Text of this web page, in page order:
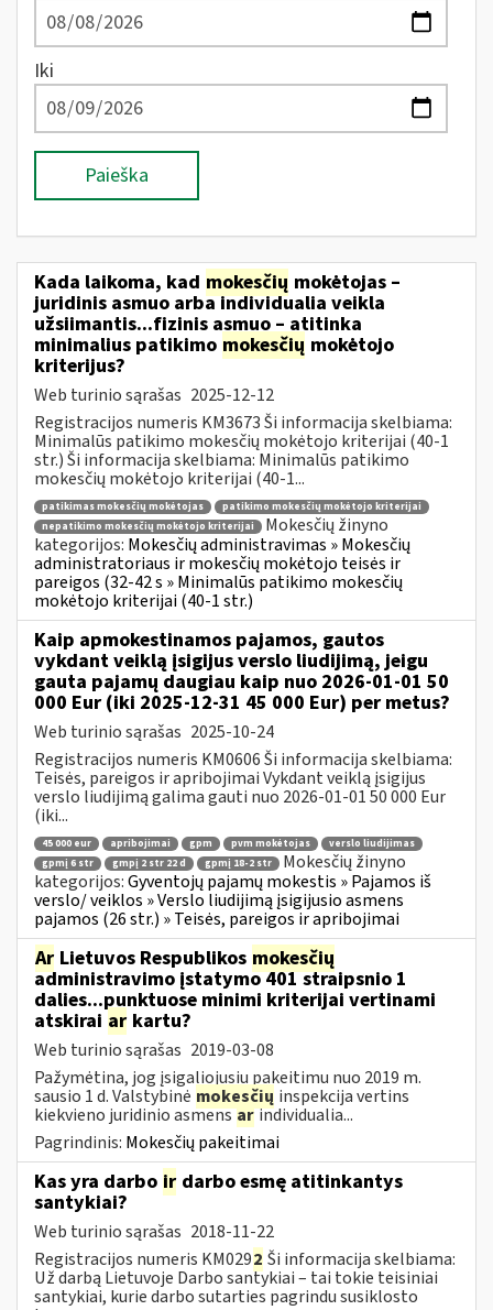
Iki
Paieška
Kada laikoma, kad mokesčių mokėtojas –
juridinis asmuo arba individualia veikla
užsiimantis...fizinis asmuo – atitinka
minimalius patikimo mokesčių mokėtojo
kriterijus?
Web turinio sąrašas 2025-12-12
Registracijos numeris KM3673 Ši informacija skelbiama:
Minimalūs patikimo mokesčių mokėtojo kriterijai (40-1
str.) Ši informacija skelbiama: Minimalūs patikimo
mokesčių mokėtojo kriterijai (40-1...
patikimas mokesčių mokėtojas
patikimo mokesčių mokėtojo kriterijai
nepatikimo mokesčių mokėtojo kriterijai
Mokesčių žinyno
kategorijos: Mokesčių administravimas » Mokesčių
administratoriaus ir mokesčių mokėtojo teisės ir
pareigos (32-42 s » Minimalūs patikimo mokesčių
mokėtojo kriterijai (40-1 str.)
Kaip apmokestinamos pajamos, gautos
vykdant veiklą įsigijus verslo liudijimą, jeigu
gauta pajamų daugiau kaip nuo 2026-01-01 50
000 Eur (iki 2025-12-31 45 000 Eur) per metus?
Web turinio sąrašas 2025-10-24
Registracijos numeris KM0606 Ši informacija skelbiama:
Teisės, pareigos ir apribojimai Vykdant veiklą įsigijus
verslo liudijimą galima gauti nuo 2026-01-01 50 000 Eur
(iki...
45 000 eur apribojimai gpm pvm mokėtojas
verslo liudijimas
gpmį 6 str
gmpį 2 str 22 d gpmį 18-2 str
Mokesčių žinyno
kategorijos:Gyventojų pajamų mokestis » Pajamos iš
verslo/ veiklos » Verslo liudijimą įsigijusio asmens
pajamos (26 str.) » Teisės, pareigos ir apribojimai
Ar Lietuvos Respublikos mokesčių
administravimo įstatymo 401 straipsnio 1
dalies...punktuose minimi kriterijai vertinami
atskirai ar kartu?
Web turinio sąrašas 2019-03-08
Pažymėtina, jog įsigaliojusiu pakeitimu nuo 2019 m.
sausio 1 d. Valstybinė mokesčių inspekcija vertins
kiekvieno juridinio asmensarindividualia...
Pagrindinis: Mokesčių pakeitimai
Kas yra darbo ir darbo esmę atitinkantys
santykiai?
Web turinio sąrašas 2018-11-22
Registracijos numeris KM0292 Ši informacija skelbiama:
Už darbą Lietuvoje Darbo santykiai – tai tokie teisiniai
santykiai, kurie darbo sutarties pagrindu susiklosto